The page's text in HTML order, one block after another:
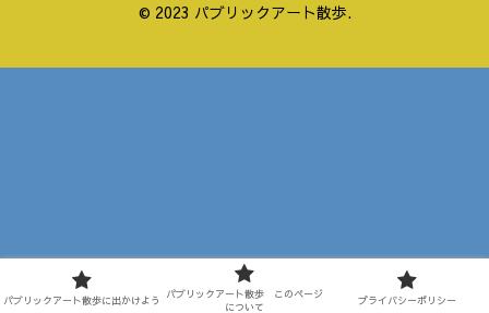
© 2023 パブリックアート散歩.
パブリックアート散歩に出かけよう
パブリックアート散歩 このページ
について
プライバシーポリシー